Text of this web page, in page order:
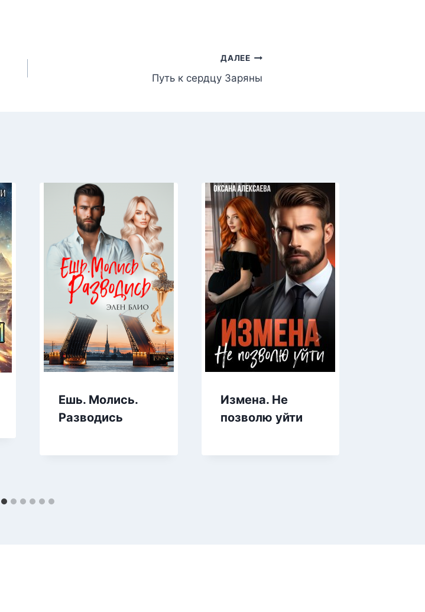
ДАЛЕЕ
Путь к сердцу Заряны
Ешь. Молись.
Разводись
Измена. Не
позволю уйти